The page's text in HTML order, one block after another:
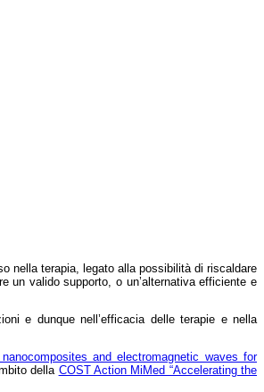
nella terapia, legato alla possibilità di riscaldare
un valido supporto, o un’alternativa efficiente e
e dunque nell’efficacia delle terapie e nella
and electromagnetic waves for
della COST Action MiMed “Accelerating the